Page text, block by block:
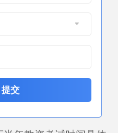
提交